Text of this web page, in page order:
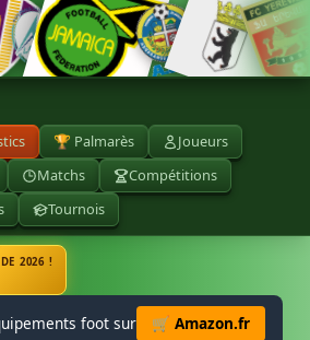
🏆 Palmarès
Joueurs
Matchs
Compétitions
Tournois
2026 !
foot sur 🛒 Amazon.fr